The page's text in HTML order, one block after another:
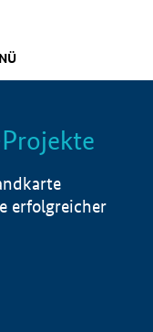
Info
erfolgreicher